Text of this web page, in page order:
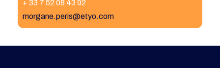
+ 33 7 52 08 43 92
morgane.peris@etyo.com